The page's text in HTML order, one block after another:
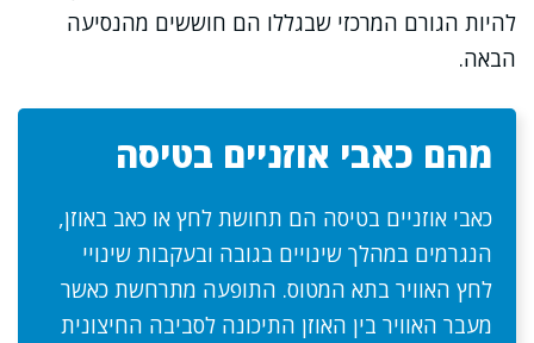
להיות הגורם המרכזי שבגללו הם חוששים מהנסיעה
הבאה.
מהם כאבי אוזניים בטיסה
כאבי אוזניים בטיסה הם תחושת לחץ או כאב באוזן,
הנגרמים במהלך שינויים בגובה ובעקבות שינויי
לחץ האוויר בתא המטוס. התופעה מתרחשת כאשר
מעבר האוויר בין האוזן התיכונה לסביבה החיצונית